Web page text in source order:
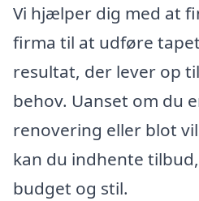
Vi hjælper dig med at
firma til at udføre
resultat, der lever op
behov. Uanset om du
renovering eller blot
kan du indhente
budget og stil.